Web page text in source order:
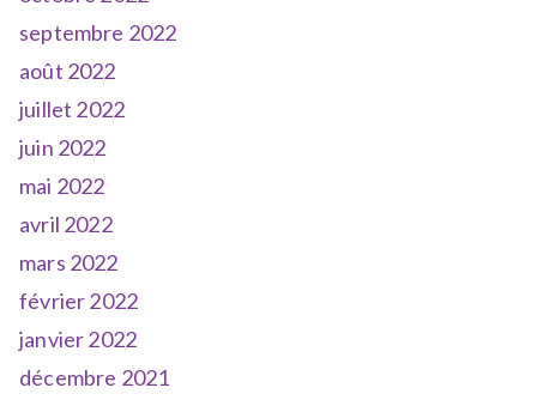
septembre 2022
août 2022
juillet 2022
juin 2022
mai 2022
avril 2022
mars 2022
février 2022
janvier 2022
décembre 2021